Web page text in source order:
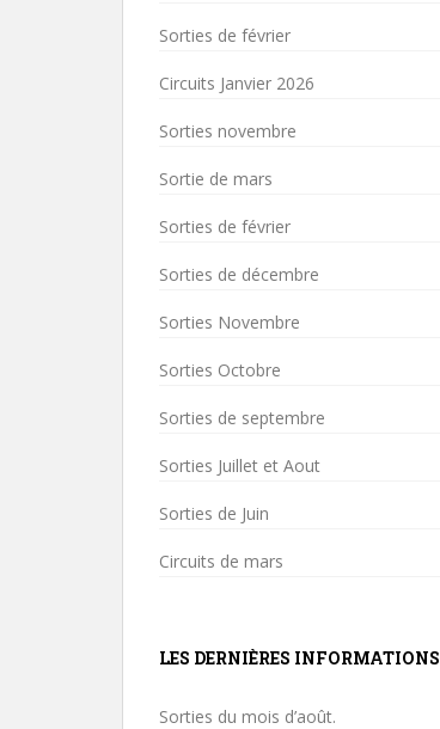
Sorties de février
Circuits Janvier 2026
Sorties novembre
Sortie de mars
Sorties de février
Sorties de décembre
Sorties Novembre
Sorties Octobre
Sorties de septembre
Sorties Juillet et Aout
Sorties de Juin
Circuits de mars
LES DERNIÈRES INFORMATIONS
Sorties du mois d’août.